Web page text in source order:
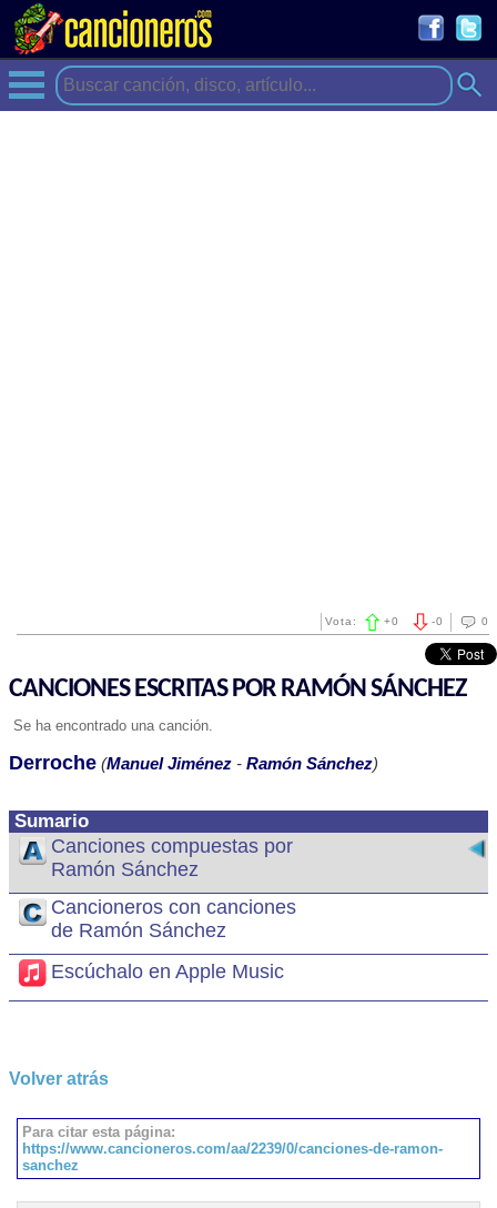
0
-0
Vota: +0
CANCIONES ESCRITAS POR RAMÓN SÁNCHEZ
Se ha encontrado una canción.
Sumario
Canciones compuestas por
Ramón Sánchez
Cancioneros con canciones
de Ramón Sánchez
Escúchalo en Apple Music
Derroche (Manuel Jiménez - Ramón Sánchez)
Volver atrás
Para citar esta página:
https://www.cancioneros.com/aa/2239/0/canciones-de-ramon-
sanchez